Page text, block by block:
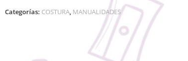
Categorías: COSTURA, MANUALIDADES